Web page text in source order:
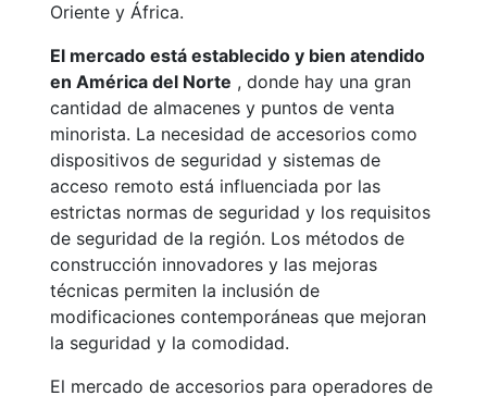
Oriente y África.
El mercado está establecido y bien atendido
en América del Norte , donde hay una gran
cantidad de almacenes y puntos de venta
minorista. La necesidad de accesorios como
dispositivos de seguridad y sistemas de
acceso remoto está influenciada por las
estrictas normas de seguridad y los requisitos
de seguridad de la región. Los métodos de
construcción innovadores y las mejoras
técnicas permiten la inclusión de
modificaciones contemporáneas que mejoran
la seguridad y la comodidad.
El mercado de accesorios para operadores de